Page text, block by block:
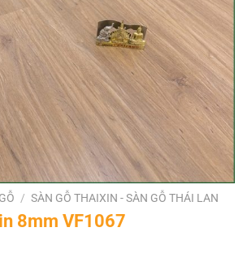
Yêu
thích
/ SÀN GỖ THAIXIN - SÀN GỖ THÁI LAN
8mm VF1067